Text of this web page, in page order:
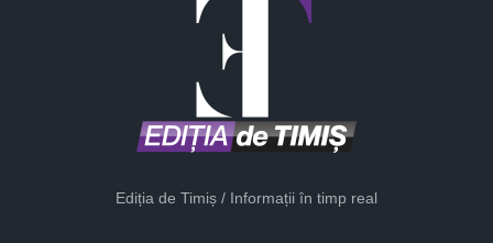
Ediția de Timiș / Informații în timp real